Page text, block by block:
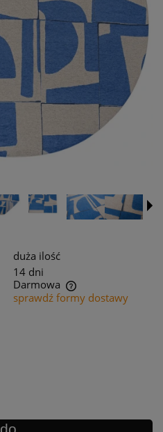
duża ilość
14 dni
Darmowa
kosztów płatności
sprawdź formy dostawy